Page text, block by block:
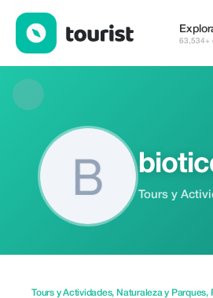
63,534+
Tours y
Tours y Actividades, Naturaleza y Parques,